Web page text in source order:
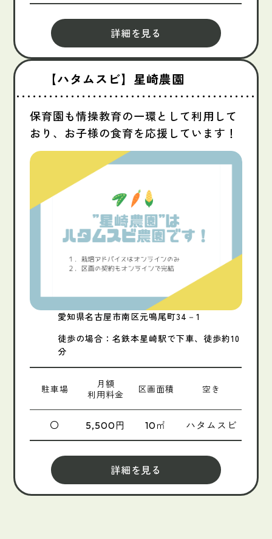
詳細を見る
【ハタムスビ】星崎農園
保育園も情操教育の一環として利用して
おり、お子様の食育を応援しています！
愛知県名古屋市南区元鳴尾町34－1
徒歩の場合：名鉄本星崎駅で下車、徒歩約10
分
駐車場
月額
利用料金
区画面積 空き
〇 5,500円 10㎡ ハタムスビ
詳細を見る